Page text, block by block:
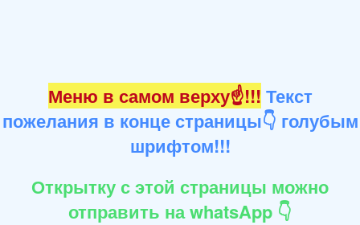
Меню в самом верху☝!!! Текст
пожелания в конце страницы👇 голубым
шрифтом!!!
Открытку с этой страницы можно
отправить на whatsApp 👇